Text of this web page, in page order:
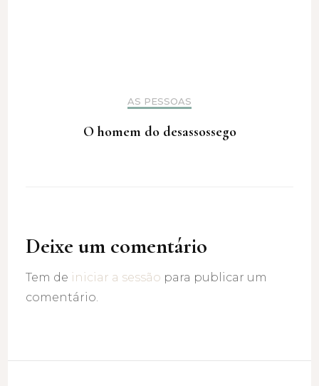
AS PESSOAS
O homem do desassossego
Deixe um comentário
Tem de iniciar a sessão para publicar um
comentário.